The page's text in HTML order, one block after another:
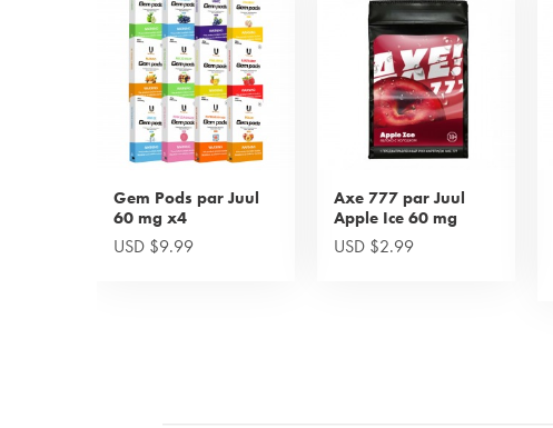
Gem Pods par Juul
60 mg x4
USD $9.99
Axe 777 par Juul
Apple Ice 60 mg
USD $2.99